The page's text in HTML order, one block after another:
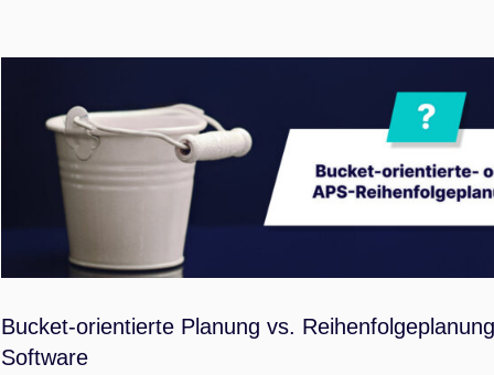
Bucket-orientierte Planung vs.
Software